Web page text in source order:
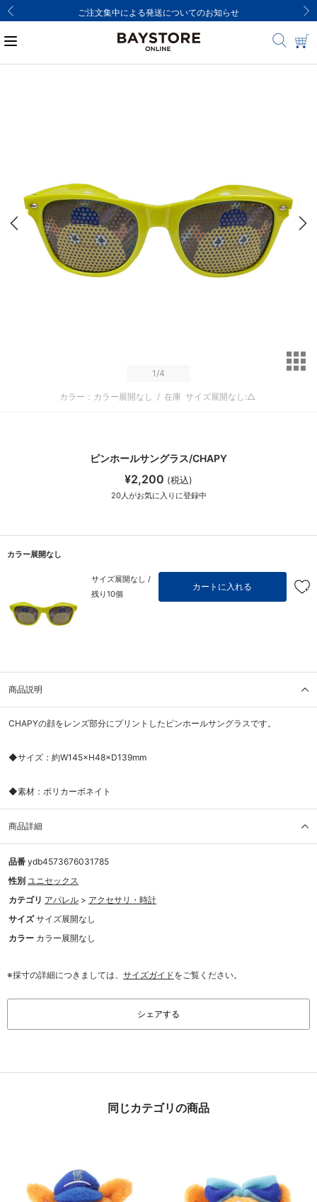
ご注文集中による発送についてのお知らせ
1/4
カラー：カラー展開なし / 在庫 サイズ展開なし:△
ピンホールサングラス/CHAPY
¥2,200 (税込)
20人がお気に入りに登録中
カラー展開なし
サイズ展開なし /
残り10個
カートに入れる
商品説明
CHAPYの顔をレンズ部分にプリントしたピンホールサングラスです。
◆サイズ：約W145×H48×D139mm
◆素材：ポリカーボネイト
商品詳細
品番 ydb4573676031785
性別 ユニセックス
カテゴリ アパレル > アクセサリ・時計
サイズ サイズ展開なし
カラー カラー展開なし
※採寸の詳細につきましては、 サイズガイドをご覧ください。
シェアする
同じカテゴリの商品